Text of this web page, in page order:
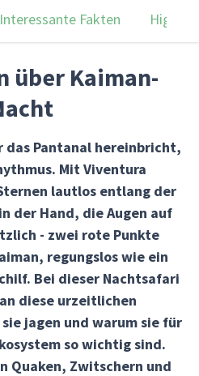
Interessante Fakten
über Kaiman-
das Pantanal hereinbricht,
Mit Viventura
lautlos entlang der
der Hand, die Augen auf
- zwei rote Punkte
regungslos wie ein
Bei dieser Nachtsafari
diese urzeitlichen
jagen und warum sie für
so wichtig sind.
Quaken, Zwitschern und